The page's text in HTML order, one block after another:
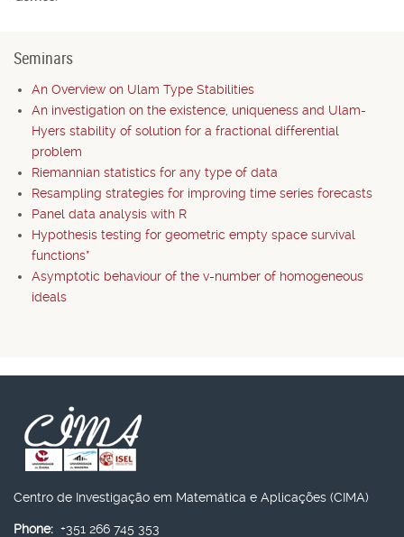
Seminars
An Overview on Ulam Type Stabilities
An investigation on the existence, uniqueness and Ulam-
Hyers stability of solution for a fractional differential
problem
Riemannian statistics for any type of data
Resampling strategies for improving time series forecasts
Panel data analysis with R
Hypothesis testing for geometric empty space survival
functions*
Asymptotic behaviour of the v-number of homogeneous
ideals
Centro de Investigação em Matemática e Aplicações (CIMA)
Phone: +351 266 745 353